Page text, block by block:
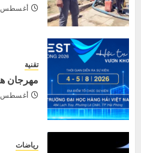
أغسطس 7, 2026
تقنية
مهرجان
أغسطس 1, 2026
رياضات